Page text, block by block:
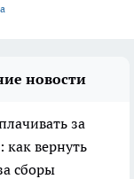
новости
за
вернуть
сборы